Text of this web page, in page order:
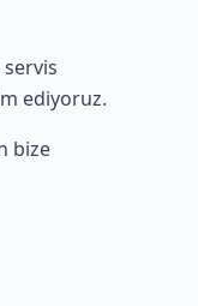
ediyoruz.
bize